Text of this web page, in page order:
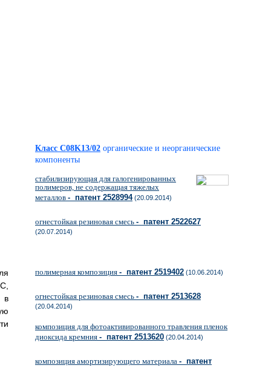
в
Класс C08K13/02 органические и неорганические
компоненты
стабилизирующая для галогенированных
полимеров, не содержащая тяжелых
металлов - патент 2528994(20.09.2014)
огнестойкая резиновая смесь - патент 2522627
(20.07.2014)
полимерная композиция - патент 2519402 (10.06.2014)
огнестойкая резиновая смесь - патент 2513628
(20.04.2014)
композиция для фотоактивированного травления пленок
диоксида кремния - патент 2513620 (20.04.2014)
композиция амортизирующего материала - патент